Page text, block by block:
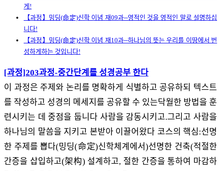
게!
【과정】밍딩(命定)신학 이념 재09과--영적인 것을 영적인 말로 설명하십
니다!
【과정】밍딩(命定)신학 이념 재10과--하나님의 뜻는 우리를 이땅에서 번
성하게하는 것입니다!
[과정]203과정-중간단계를 성경공부 한다
이 과정은 주제와 논리를 명확하게 식별하고 공유하되 텍스트
를 작성하고 성경의 메세지를 공유할 수 있는닥월한 방법을 훈
련시키는 데 중점을 둡니다 사람을 감동시키고.그리고 사람을
하나님의 말씀을 지키고 본받아 이끌어왔다 코스의 핵심:선명
한 주제를 뽑다(밍딩(命定)신학체계에서)선명한 건축(적절한
간증을 삽입하고(架构) 설계하고, 절한 간증을 통하여 마감하